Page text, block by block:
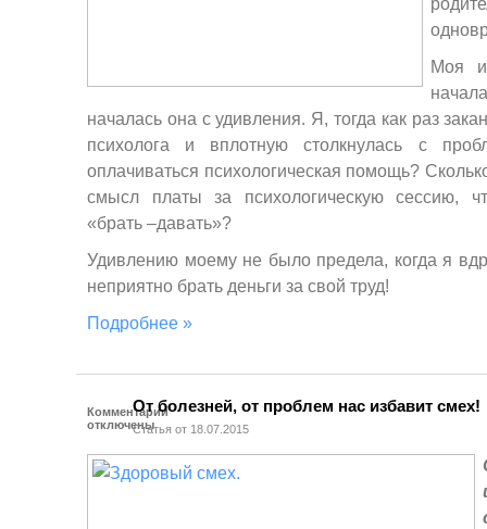
Моя
началась она с удивления. Я, тогда как раз
психолога и вплотную столкнулась с
оплачиваться психологическая помощь?
смысл платы за психологическую сессию,
«брать –давать»?
Удивлению моему не было предела, когда я
неприятно брать деньги за свой труд!
Подробнее »
Комментарии
отключены
От болезней, от проблем нас избавит смех!
Статья от 18.07.2015